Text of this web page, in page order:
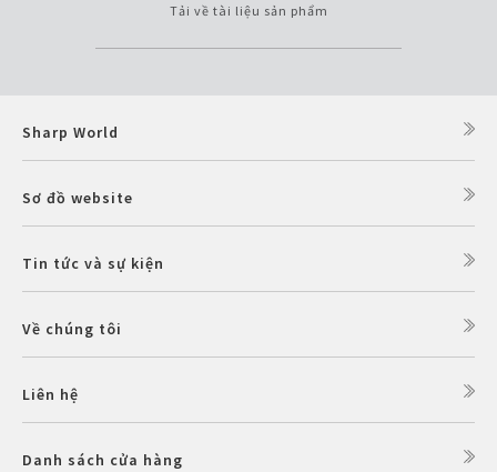
Tải về tài liệu sản phẩm
Sharp World
Sơ đồ website
Tin tức và sự kiện
Về chúng tôi
Liên hệ
Danh sách cửa hàng